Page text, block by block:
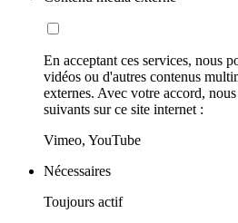
En acceptant ces services, nous
vidéos ou d'autres contenus
externes. Avec votre accord,
suivants sur ce site internet :
Vimeo, YouTube
Nécessaires
Toujours actif